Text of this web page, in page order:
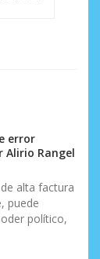
error
Alirio Rangel
alta factura
puede
político,